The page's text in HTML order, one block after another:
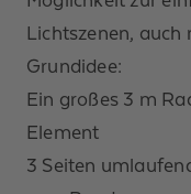
Lichtszenen, auch
Grundidee:
Ein großes 3 m
Element
3 Seiten